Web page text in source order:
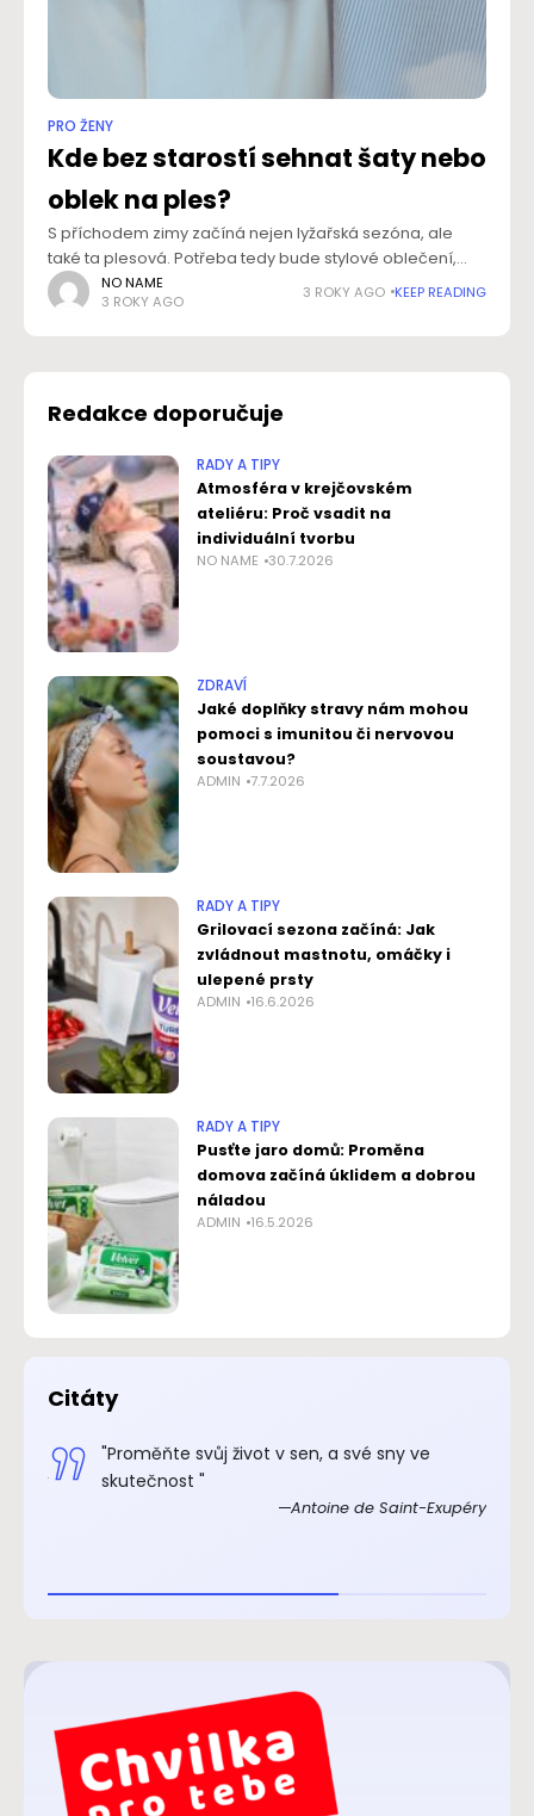
PRO ŽENY
Kde bez starostí sehnat šaty nebo
oblek na ples?
S příchodem zimy začíná nejen lyžařská sezóna, ale
také ta plesová. Potřeba tedy bude stylové oblečení,
protože džíny a tričko opravdu nejsou vhodné. Kde ale
najít ty správné šaty nebo oblek?
NO NAME
3 ROKY AGO
3 ROKY AGO KEEP READING
Redakce doporučuje
RADY A TIPY
Atmosféra v krejčovském
ateliéru: Proč vsadit na
individuální tvorbu
NO NAME 30.7.2026
ZDRAVÍ
Jaké doplňky stravy nám mohou
pomoci s imunitou či nervovou
soustavou?
ADMIN 7.7.2026
RADY A TIPY
Grilovací sezona začíná: Jak
zvládnout mastnotu, omáčky i
ulepené prsty
ADMIN 16.6.2026
RADY A TIPY
Pusťte jaro domů: Proměna
domova začíná úklidem a dobrou
náladou
ADMIN 16.5.2026
Citáty
"Proměňte svůj život v sen, a své sny ve
skutečnost "
Antoine de Saint-Exupéry